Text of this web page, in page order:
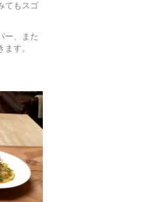
てもスゴ
ー、また
す。